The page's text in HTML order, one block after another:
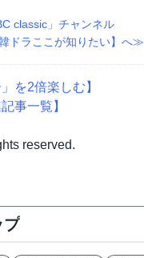
classic」チャンネル
韓ドラここが知りたい】へ≫
を2倍楽しむ】
事一覧】
reserved.
プ